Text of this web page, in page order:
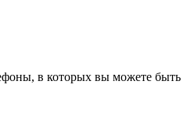
в которых вы можете быть